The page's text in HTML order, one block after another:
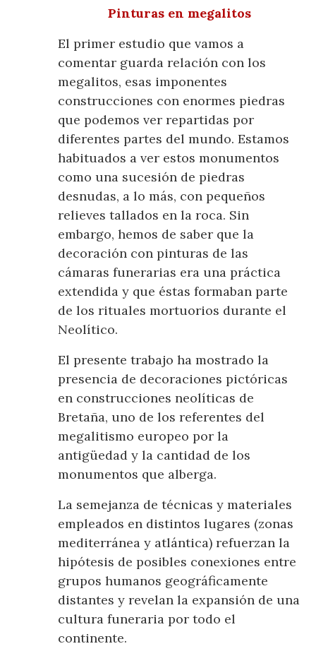
Pinturas en megalitos
El primer estudio que vamos a
comentar guarda relación con los
megalitos, esas imponentes
construcciones con enormes piedras
que podemos ver repartidas por
diferentes partes del mundo. Estamos
habituados a ver estos monumentos
como una sucesión de piedras
desnudas, a lo más, con pequeños
relieves tallados en la roca. Sin
embargo, hemos de saber que la
decoración con pinturas de las
cámaras funerarias era una práctica
extendida y que éstas formaban parte
de los rituales mortuorios durante el
Neolítico.
El presente trabajo ha mostrado la
presencia de decoraciones pictóricas
en construcciones neolíticas de
Bretaña, uno de los referentes del
megalitismo europeo por la
antigüedad y la cantidad de los
monumentos que alberga.
La semejanza de técnicas y materiales
empleados en distintos lugares (zonas
mediterránea y atlántica) refuerzan la
hipótesis de posibles conexiones entre
grupos humanos geográficamente
distantes y revelan la expansión de una
cultura funeraria por todo el
continente.